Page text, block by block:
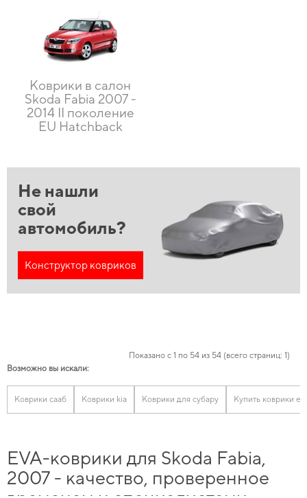
Коврики в салон
Skoda Fabia 2007 -
2014 II поколение
EU Hatchback
Не нашли
свой
автомобиль?
Конструктор ковриков
Показано с 1 по 54 из 54 (всего страниц: 1)
Возможно вы искали:
Коврики сааб Коврики kia Коврики для субару Купить коврики
EVA-коврики для Skoda Fabia,
2007 - качество, проверенное